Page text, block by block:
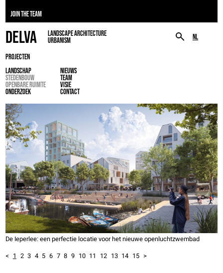
JOIN THE TEAM
NL
DELVA
LANDSCAPE ARCHITECTURE
URBANISM
PROJECTEN
LANDSCHAP
STEDENBOUW
OPENBARE RUIMTE
ONDERZOEK
NIEUWS
TEAM
VISIE
CONTACT
De Ieperlee: een perfectie locatie voor het nieuwe openluchtzwembad
< 1 2 3 4 5 6 7 8 9 10 11 12 13 14 15 >